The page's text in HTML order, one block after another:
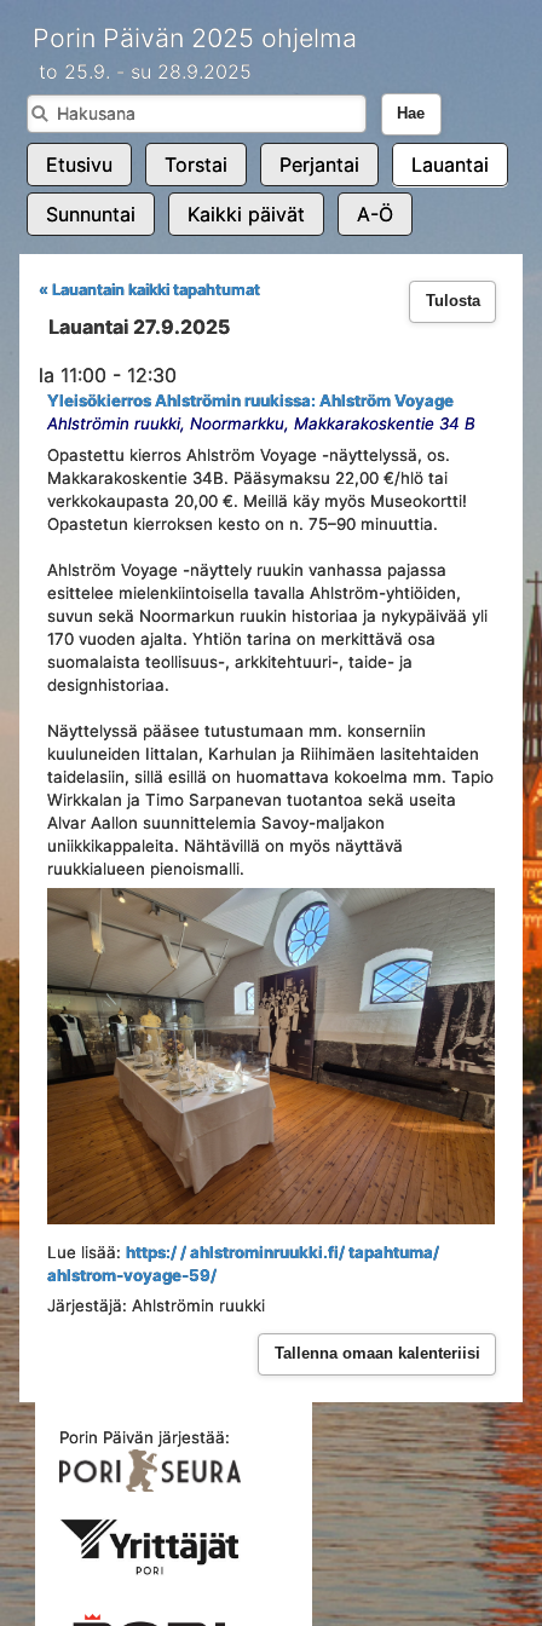
Porin Päivän 2025 ohjelma
to 25.9. - su 28.9.2025
Hae
Etusivu Torstai Perjantai Lauantai
Sunnuntai Kaikki päivät A-Ö
Tulosta
« Lauantain kaikki tapahtumat
Lauantai 27.9.2025
la 11:00 - 12:30
Yleisökierros Ahlströmin ruukissa: Ahlström Voyage
Ahlströmin ruukki, Noormarkku, Makkarakoskentie 34 B
Opastettu kierros Ahlström Voyage -näyttelyssä, os.
Makkarakoskentie 34B. Pääsymaksu 22,00 €/hlö tai
verkkokaupasta 20,00 €. Meillä käy myös Museokortti!
Opastetun kierroksen kesto on n. 75–90 minuuttia.
Ahlström Voyage -näyttely ruukin vanhassa pajassa
esittelee mielenkiintoisella tavalla Ahlström-yhtiöiden,
suvun sekä Noormarkun ruukin historiaa ja nykypäivää yli
170 vuoden ajalta. Yhtiön tarina on merkittävä osa
suomalaista teollisuus-, arkkitehtuuri-, taide- ja
designhistoriaa.
Näyttelyssä pääsee tutustumaan mm. konserniin
kuuluneiden Iittalan, Karhulan ja Riihimäen lasitehtaiden
taidelasiin, sillä esillä on huomattava kokoelma mm. Tapio
Wirkkalan ja Timo Sarpanevan tuotantoa sekä useita
Alvar Aallon suunnittelemia Savoy-maljakon
uniikkikappaleita. Nähtävillä on myös näyttävä
ruukkialueen pienoismalli.
Lue lisää: https:/ / ahlstrominruukki.fi/ tapahtuma/
ahlstrom-voyage-59/
Järjestäjä: Ahlströmin ruukki
Tallenna omaan kalenteriisi
Porin Päivän järjestää: